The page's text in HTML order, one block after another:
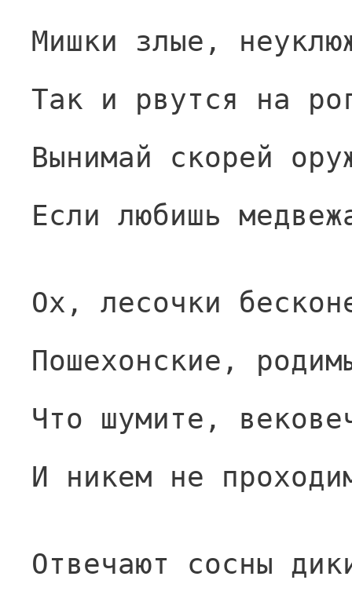
Мишки злые,
Так и рвутся на
Вынимай скорей
Если любишь
Ох, лесочки
Пошехонские,
Что шумите,
И никем не
Отвечают сосны